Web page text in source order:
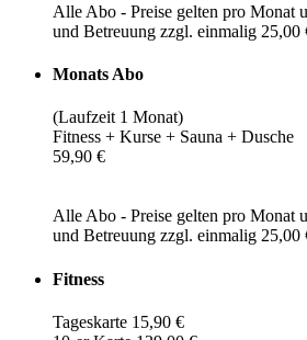
Alle Abo - Preise gelten pro Monat
und Betreuung zzgl. einmalig 25,00
Monats Abo
(Laufzeit 1 Monat)
Fitness + Kurse + Sauna + Dusche
59,90 €
Alle Abo - Preise gelten pro Monat
und Betreuung zzgl. einmalig 25,00
Fitness
Tageskarte 15,90 €